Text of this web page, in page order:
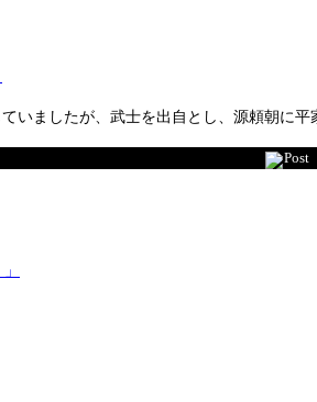
いましたが、武士を出自とし、源頼朝に
Post